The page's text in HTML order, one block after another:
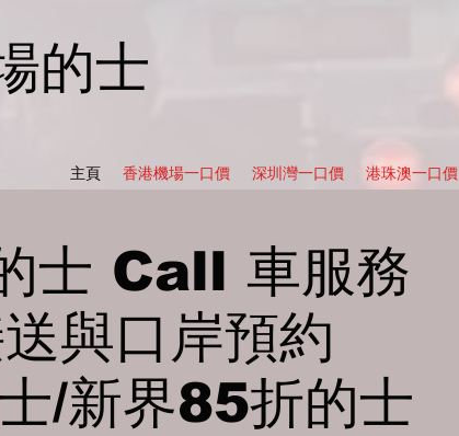
的士
主頁 香港機場一口價 深圳灣一口價 港珠澳一口價
士 Call 車服務
與口岸預約
/新界85折的士